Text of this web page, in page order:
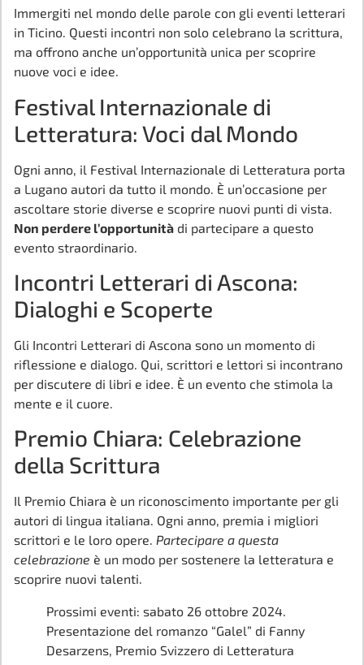
Immergiti nel mondo delle parole con gli eventi letterari
in Ticino. Questi incontri non solo celebrano la scrittura,
ma offrono anche un’opportunità unica per scoprire
nuove voci e idee.
Festival Internazionale di
Letteratura: Voci dal Mondo
Ogni anno, il Festival Internazionale di Letteratura porta
a Lugano autori da tutto il mondo. È un’occasione per
ascoltare storie diverse e scoprire nuovi punti di vista.
Non perdere l’opportunità di partecipare a questo
evento straordinario.
Incontri Letterari di Ascona:
Dialoghi e Scoperte
Gli Incontri Letterari di Ascona sono un momento di
riflessione e dialogo. Qui, scrittori e lettori si incontrano
per discutere di libri e idee. È un evento che stimola la
mente e il cuore.
Premio Chiara: Celebrazione
della Scrittura
Il Premio Chiara è un riconoscimento importante per gli
autori di lingua italiana. Ogni anno, premia i migliori
scrittori e le loro opere. Partecipare a questa
celebrazione è un modo per sostenere la letteratura e
scoprire nuovi talenti.
Prossimi eventi: sabato 26 ottobre 2024.
Presentazione del romanzo “Galel” di Fanny
Desarzens, Premio Svizzero di Letteratura